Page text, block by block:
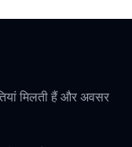
मिलती हैं और अवसर